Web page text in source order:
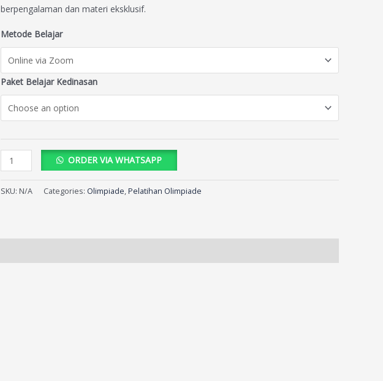
berpengalaman dan materi eksklusif.
Metode Belajar
Paket Belajar Kedinasan
ORDER VIA WHATSAPP
SKU: N/A Categories: Olimpiade,Pelatihan Olimpiade